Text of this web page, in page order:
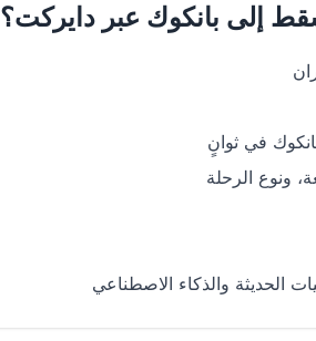
إلى بانكوك عبر دايركت؟
في ثوانٍ
ونوع الرحلة
الحديثة والذكاء الاصطناعي